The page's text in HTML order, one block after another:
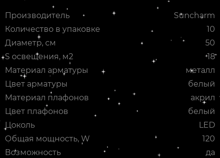
Производитель
Suncharm
Количество в упаковке
10
Диаметр, см
50
S освещения, м2
18
Материал арматуры
металл
Цвет арматуры
белый
Материал плафонов
акрил
Цвет плафонов
белый
Цоколь
LED
Общая мощность, W
120
Возможность
да